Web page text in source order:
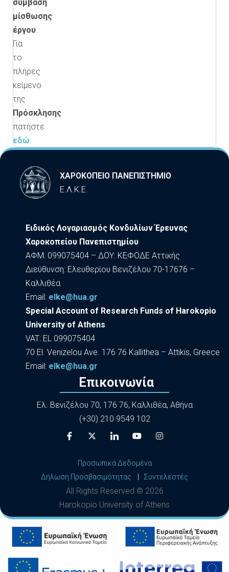
σύμβαση
μίσθωσης
έργου.
Για
το
πλήρες
κείμενο
της
Πρόσκλησης
πατήστε
εδώ.
ΧΑΡΟΚΟΠΕΙΟ ΠΑΝΕΠΙΣΤΗΜΙΟ
Ε.Λ.Κ.Ε.
Ειδικός Λογαριασμός Κονδυλίων Έρευνας
Χαροκοπείου Πανεπιστημίου
ΑΦΜ: 099075404 – ΔΟΥ: ΚΕΦΟΔΕ Αττικής
Διεύθυνση: Ελευθερίου Βενιζέλου 70-17676 –
Καλλιθέα
Εmail: elke@hua.gr
Special Account of Research Funds of Harokopio
University of Athens
VAT: EL 099075404
70 El. Venizelou Ave. 176 76 Kallithea – Attikis, Greece
Εmail: elke@hua.gr
Επικοινωνία
Ελ. Βενιζέλου 70, 176 76, Καλλιθέα, Αθήνα
(+30) 210 9549 102
Προσωπικά Δεδομένα
Δήλωση Προσβασιμότητας
Συντελεστές
All Rights Reserved © 2026
Harokopio University of Athens